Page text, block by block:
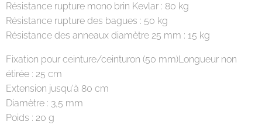
Résistance rupture mono brin Kevlar : 80 kg
Résistance rupture des bagues : 50 kg
Résistance des anneaux diamètre 25 mm : 15 kg
Fixation pour ceinture/ceinturon (50 mm)Longueur non
étirée : 25 cm
Extension jusqu'à 80 cm
Diamètre : 3,5 mm
Poids : 20 g